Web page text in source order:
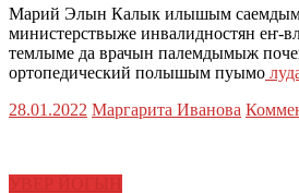
Марий Элын Калык илышым
министерствыже инвалидностян еҥ-
темлыме да врачын палемдымыж
ортопедический полышым пуымо
28.01.2022 Маргарита Иванова